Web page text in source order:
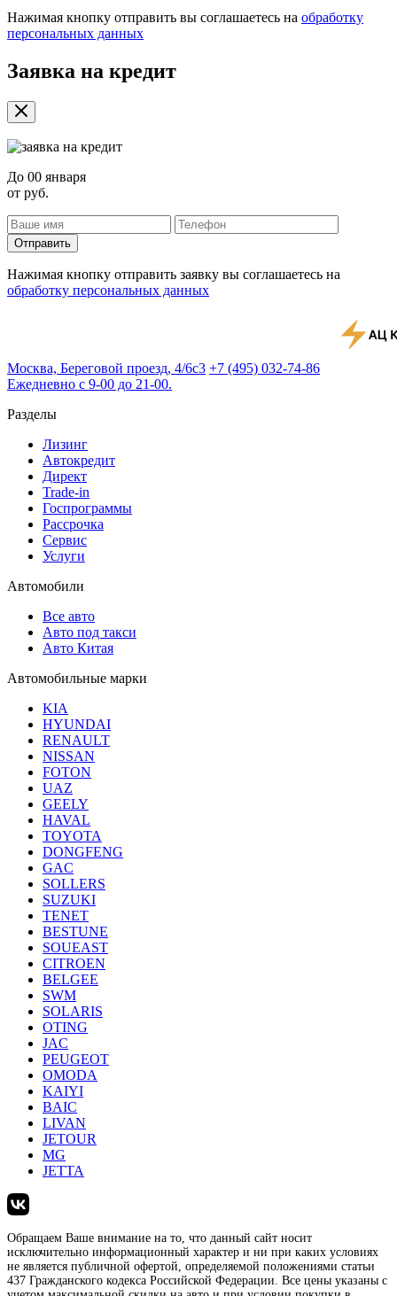
Нажимая кнопку отправить вы соглашаетесь на обработку
персональных данных
Заявка на кредит
До 00 января
от руб.
Отправить
Нажимая кнопку отправить заявку вы соглашаетесь на
обработку персональных данных
Москва, Береговой проезд, 4/6с3 +7 (495) 032-74-86
Ежедневно с 9-00 до 21-00.
Разделы
Лизинг
Автокредит
Директ
Trade-in
Госпрограммы
Рассрочка
Сервис
Услуги
Автомобили
Все авто
Авто под такси
Авто Китая
Автомобильные марки
KIA
HYUNDAI
RENAULT
NISSAN
FOTON
UAZ
GEELY
HAVAL
TOYOTA
DONGFENG
GAC
SOLLERS
SUZUKI
TENET
BESTUNE
SOUEAST
CITROEN
BELGEE
SWM
SOLARIS
OTING
JAC
PEUGEOT
OMODA
KAIYI
BAIC
LIVAN
JETOUR
MG
JETTA
Обращаем Ваше внимание на то, что данный сайт носит
исключительно информационный характер и ни при каких условиях
не является публичной офертой, определяемой положениями статьи
437 Гражданского кодекса Российской Федерации. Все цены указаны с